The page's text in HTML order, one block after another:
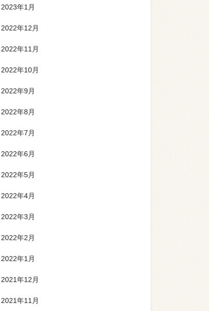
2023年1月
2022年12月
2022年11月
2022年10月
2022年9月
2022年8月
2022年7月
2022年6月
2022年5月
2022年4月
2022年3月
2022年2月
2022年1月
2021年12月
2021年11月